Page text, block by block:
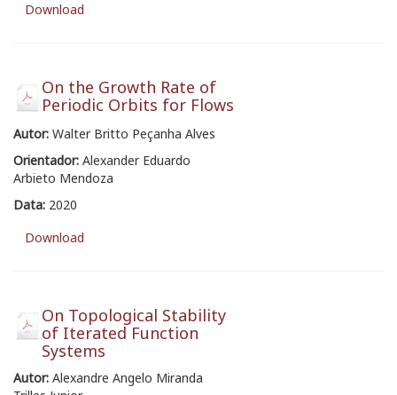
Download
On the Growth Rate of
Periodic Orbits for Flows
Autor: Walter Britto Peçanha Alves
Orientador: Alexander Eduardo
Arbieto Mendoza
Data: 2020
Download
On Topological Stability
of Iterated Function
Systems
Autor: Alexandre Angelo Miranda